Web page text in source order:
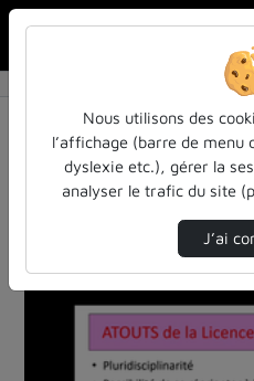
2 vidéos trouvées
Audio Vidéo
Direction de tri
00:52:53
Nous utilisons des
l’affichage (barre de menu
dyslexie etc.), gérer la
analyser le trafic du site
J’ai